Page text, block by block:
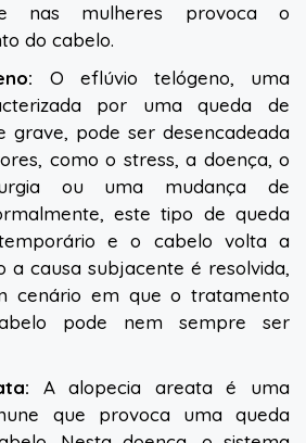
nas mulheres provoca o
do cabelo.
O eflúvio telógeno, uma
por uma queda de
grave, pode ser desencadeada
como o stress, a doença, o
ou uma mudança de
este tipo de queda
e o cabelo volta a
a causa subjacente é resolvida,
cenário em que o tratamento
pode nem sempre ser
A alopecia areata é uma
que provoca uma queda